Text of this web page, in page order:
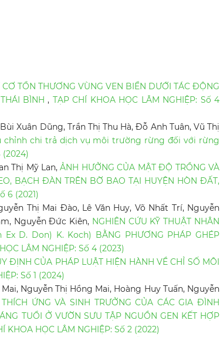
TỔN THƯƠNG VÙNG VEN BIỂN DƯỚI TÁC ĐỘNG
THÁI BÌNH, TẠP CHÍ KHOA HỌC LÂM NGHIỆP: Số 4
Xuân Dũng, Trần Thị Thu Hà, Đỗ Anh Tuân, Vũ Thị
chỉnh chi trả dịch vụ môi trường rừng đối với rừng
(2024)
Thị Mỹ Lan,ẢNH HƯỞNG CỦA MẬT ĐỘ TRỒNG VÀ
BẠCH ĐÀN TRÊN BỜ BAO TẠI HUYỆN HÒN ĐẤT,
6 (2021)
Thị Mai Đào, Lê Văn Huy, Võ Nhất Trí, Nguyễn
Nguyễn Đức Kiên, NGHIÊN CỨU KỸ THUẬT NHÂN
D. Don) K. Koch) BẰNG PHƯƠNG PHÁP GHÉP
LÂM NGHIỆP: Số 4 (2023)
ĐỊNH CỦA PHÁP LUẬT HIỆN HÀNH VỀ CHỈ SỐ MÔI
Số 1 (2024)
Nguyễn Thị Hồng Mai, Hoàng Huy Tuấn, Nguyễn
ỨNG VÀ SINH TRƯỞNG CỦA CÁC GIA ĐÌNH
TUỔI Ở VƯỜN SƯU TẬP NGUỒN GEN KẾT HỢP
KHOA HỌC LÂM NGHIỆP: Số 2 (2022)